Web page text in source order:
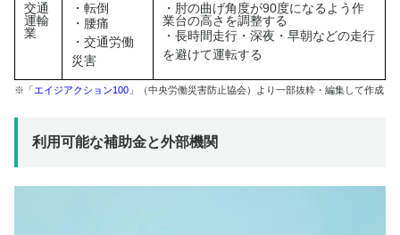
交通
運輸
業
・転倒
・腰痛
・交通労働
災害
・肘の曲げ角度が90度になるよう作
業台の高さを調整する
・長時間走行・深夜・早朝などの走行
を避けて運転する
※「 エイジアクション100 」（中央労働災害防止協会）より一部抜粋・編集して作成
利用可能な補助金と外部機関